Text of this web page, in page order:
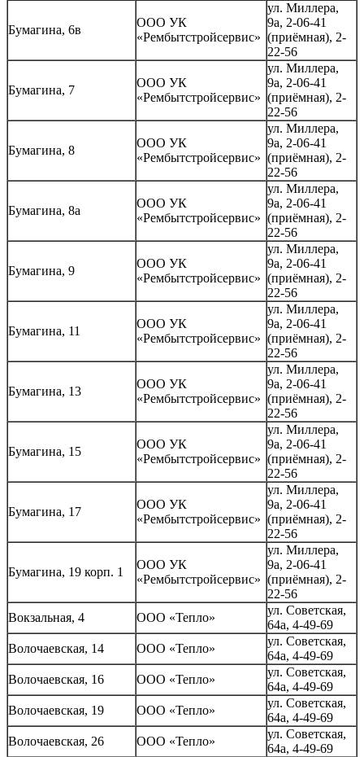
Бумагина, 6в
ООО УК
«Рембытстройсервис»
ул. Миллера,
9а, 2-06-41
(приёмная), 2-
22-56
Бумагина, 7
ООО УК
«Рембытстройсервис»
ул. Миллера,
9а, 2-06-41
(приёмная), 2-
22-56
Бумагина, 8
ООО УК
«Рембытстройсервис»
ул. Миллера,
9а, 2-06-41
(приёмная), 2-
22-56
Бумагина, 8а
ООО УК
«Рембытстройсервис»
ул. Миллера,
9а, 2-06-41
(приёмная), 2-
22-56
Бумагина, 9
ООО УК
«Рембытстройсервис»
ул. Миллера,
9а, 2-06-41
(приёмная), 2-
22-56
Бумагина, 11
ООО УК
«Рембытстройсервис»
ул. Миллера,
9а, 2-06-41
(приёмная), 2-
22-56
Бумагина, 13
ООО УК
«Рембытстройсервис»
ул. Миллера,
9а, 2-06-41
(приёмная), 2-
22-56
Бумагина, 15
ООО УК
«Рембытстройсервис»
ул. Миллера,
9а, 2-06-41
(приёмная), 2-
22-56
Бумагина, 17
ООО УК
«Рембытстройсервис»
ул. Миллера,
9а, 2-06-41
(приёмная), 2-
22-56
Бумагина, 19 корп. 1
ООО УК
«Рембытстройсервис»
ул. Миллера,
9а, 2-06-41
(приёмная), 2-
22-56
Вокзальная, 4
ООО «Тепло»
ул. Советская,
64а, 4-49-69
Волочаевская, 14
ООО «Тепло»
ул. Советская,
64а, 4-49-69
Волочаевская, 16
ООО «Тепло»
ул. Советская,
64а, 4-49-69
Волочаевская, 19
ООО «Тепло»
ул. Советская,
64а, 4-49-69
Волочаевская, 26
ООО «Тепло»
ул. Советская,
64а, 4-49-69